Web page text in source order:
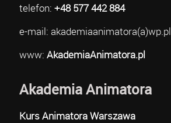
telefon: +48 577 442 884
e-mail: akademiaanimatora(a)wp.pl
www: AkademiaAnimatora.pl
Akademia Animatora
Kurs Animatora Warszawa